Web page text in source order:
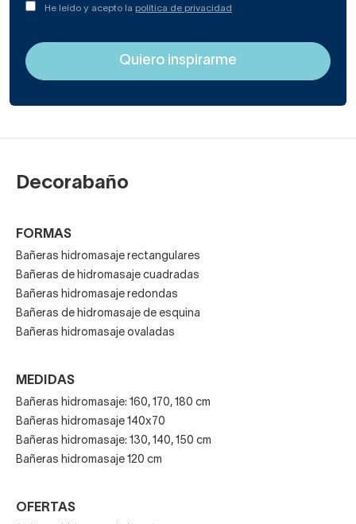
He leído y acepto la política de privacidad
Decorabaño
FORMAS
Bañeras hidromasaje rectangulares
Bañeras de hidromasaje cuadradas
Bañeras hidromasaje redondas
Bañeras de hidromasaje de esquina
Bañeras hidromasaje ovaladas
MEDIDAS
Bañeras hidromasaje: 160, 170, 180 cm
Bañeras hidromasaje 140x70
Bañeras hidromasaje: 130, 140, 150 cm
Bañeras hidromasaje 120 cm
OFERTAS